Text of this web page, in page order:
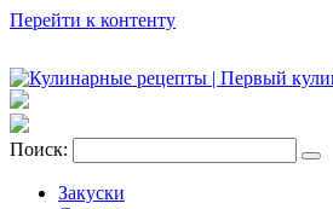
Перейти к контенту
Поиск:
Закуски